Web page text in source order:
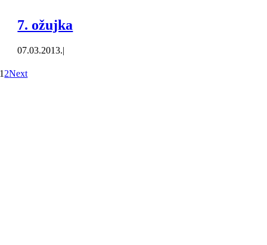
7. ožujka
07.03.2013.|
1 2Next